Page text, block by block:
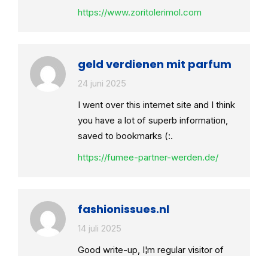
https://www.zoritolerimol.com
geld verdienen mit parfum
24 juni 2025
I went over this internet site and I think
you have a lot of superb information,
saved to bookmarks (:.
https://fumee-partner-werden.de/
fashionissues.nl
14 juli 2025
Good write-up, I¦m regular visitor of